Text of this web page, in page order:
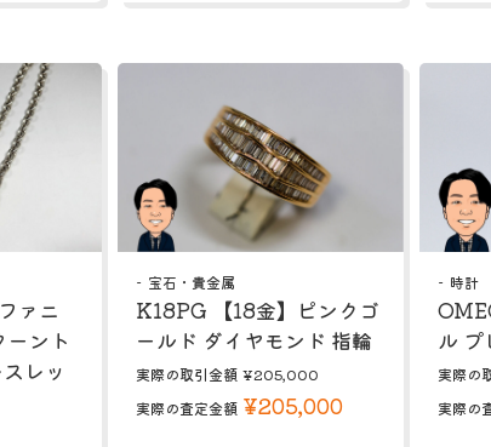
ァニ
ーント
レッ
宝石・貴金属
K18PG 【18金】ピンクゴ
ールド ダイヤモンド 指輪
実際の取引金額 ¥205,000
実際の査定金額 ¥205,000
時計
ル プ
実際の
実際の